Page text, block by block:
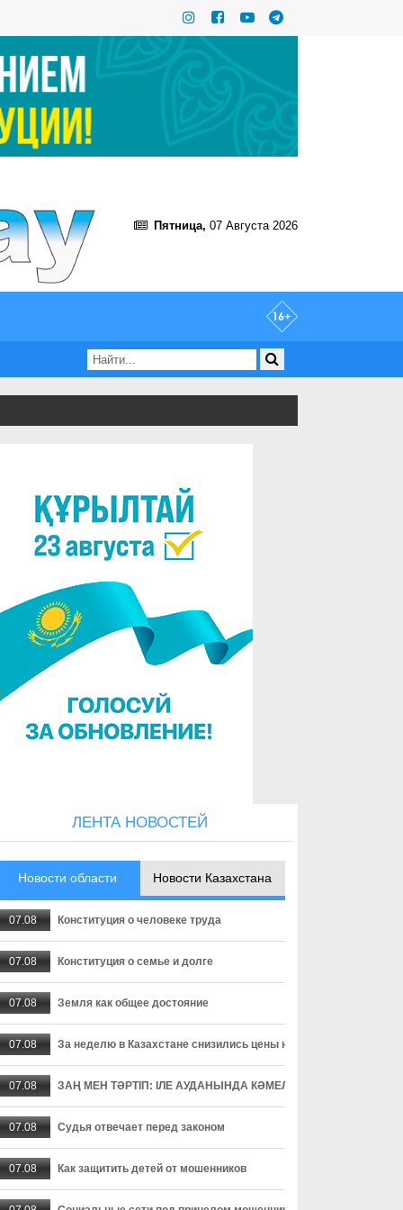
Пятница, 07 Августа 2026
ЛЕНТА НОВОСТЕЙ
Новости области Новости Казахстана
07.08 Конституция о человеке труда
07.08 Конституция о семье и долге
07.08 Земля как общее достояние
07.08 За неделю в Казахстане снизились цены на ряд социально
07.08 ЗАҢ МЕН ТӘРТІП: ІЛЕ АУДАНЫНДА КӘМЕЛЕТКЕ
07.08 Судья отвечает перед законом
07.08 Как защитить детей от мошенников